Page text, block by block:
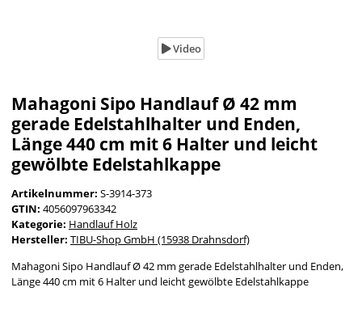
Video
Mahagoni Sipo Handlauf Ø 42 mm
gerade Edelstahlhalter und Enden,
Länge 440 cm mit 6 Halter und leicht
gewölbte Edelstahlkappe
Artikelnummer: S-3914-373
GTIN: 4056097963342
Kategorie: Handlauf Holz
Hersteller: TIBU-Shop GmbH (15938 Drahnsdorf)
Mahagoni Sipo Handlauf Ø 42 mm gerade Edelstahlhalter und Enden,
Länge 440 cm mit 6 Halter und leicht gewölbte Edelstahlkappe